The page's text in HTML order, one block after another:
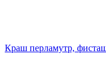
Краш перламутр,